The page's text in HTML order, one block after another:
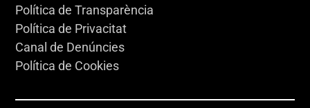
Política de Transparència
Política de Privacitat
Canal de Denúncies
Política de Cookies